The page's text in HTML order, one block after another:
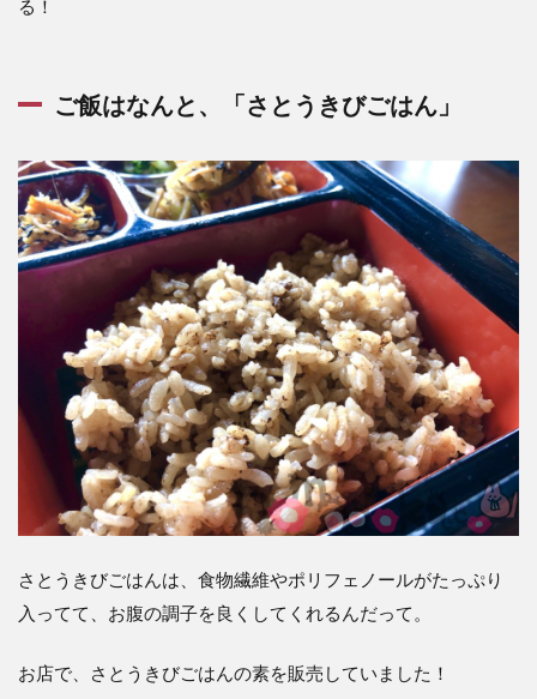
る！
ご飯はなんと、「さとうきびごはん」
さとうきびごはんは、食物繊維やポリフェノールがたっぷり
入ってて、お腹の調子を良くしてくれるんだって。
お店で、さとうきびごはんの素を販売していました！